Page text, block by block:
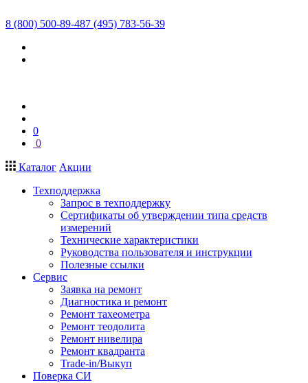
8 (800) 500-89-487 (495) 783-56-39
0
0
Каталог Акции
Техподдержка
Запрос в техподдержку
Сертификаты об утверждении типа средств
измерений
Технические характеристики
Руководства пользователя и инструкции
Полезные ссылки
Сервис
Заявка на ремонт
Диагностика и ремонт
Ремонт тахеометра
Ремонт теодолита
Ремонт нивелира
Ремонт квадранта
Trade-in/Выкуп
Поверка СИ